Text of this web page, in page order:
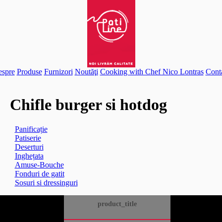
Produse Furnizori Noutăţi Cooking with Chef Nico Lontras
Chifle burger si hotdog
Panificație
Patiserie
Deserturi
Inghețata
Amuse-Bouche
Fonduri de gatit
Sosuri si dressinguri
product_title